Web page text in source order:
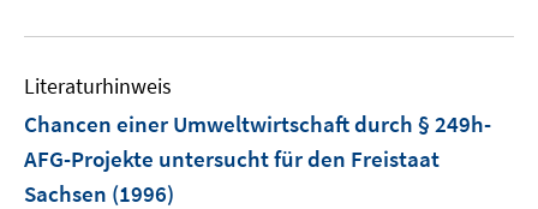
e
u
F
e
n
Literaturhinweis
Chancen einer Umweltwirtschaft durch § 249h-
AFG-Projekte untersucht für den Freistaat
Sachsen (1996)